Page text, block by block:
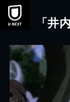
本文へスキップ
「井